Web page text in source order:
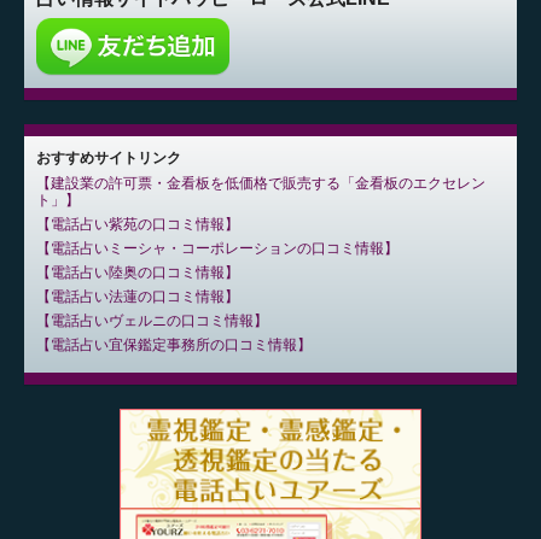
おすすめサイトリンク
建設業の許可票・金看板を低価格で販売する「金看板のエクセレン
ト」
電話占い紫苑の口コミ情報
電話占いミーシャ・コーポレーションの口コミ情報
電話占い陸奥の口コミ情報
電話占い法蓮の口コミ情報
電話占いヴェルニの口コミ情報
電話占い宜保鑑定事務所の口コミ情報